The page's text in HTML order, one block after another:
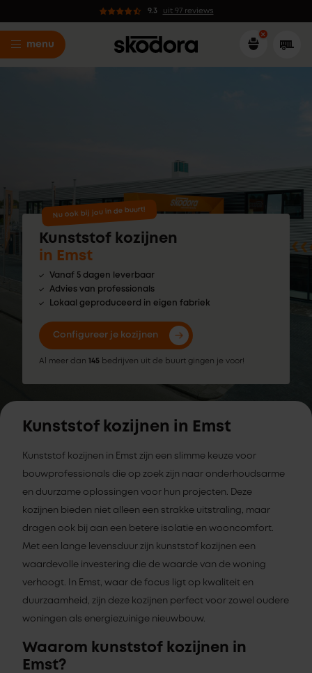
9.3 uit 97 reviews
menu
Nu ook bij jou in de buurt!
Kunststof kozijnen
in Emst
Vanaf 5 dagen leverbaar
Advies van professionals
Lokaal geproduceerd in eigen fabriek
Configureer je kozijnen
Al meer dan 145 bedrijven uit de buurt gingen je voor!
Kunststof kozijnen in Emst
Kunststof kozijnen in Emst zijn een slimme keuze voor
bouwprofessionals die op zoek zijn naar onderhoudsarme
en duurzame oplossingen voor hun projecten. Deze
kozijnen bieden niet alleen een strakke uitstraling, maar
dragen ook bij aan een betere isolatie en wooncomfort.
Met een lange levensduur zijn kunststof kozijnen een
waardevolle investering die de waarde van de woning
verhoogt. In Emst, waar de focus ligt op kwaliteit en
duurzaamheid, zijn deze kozijnen perfect voor zowel oudere
woningen als energiezuinige nieuwbouw.
Waarom kunststof kozijnen in
Emst?